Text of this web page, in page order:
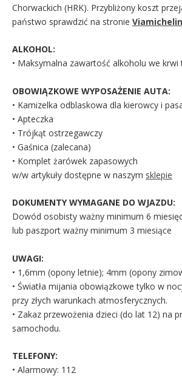
Chorwackich (HRK). Przybliżony koszt
państwo sprawdzić na stronie Viamichelin
ALKOHOL:
• Maksymalna zawartość alkoholu we
OBOWIĄZKOWE WYPOSAŻENIE AUTA:
• Kamizelka odblaskowa dla kierowcy i
• Apteczka
• Trójkąt ostrzegawczy
• Gaśnica (zalecana)
• Komplet żarówek zapasowych
w/w artykuły dostępne w naszym sklepie
DOKUMENTY WYMAGANE DO WJAZDU:
Dowód osobisty ważny minimum 6
lub paszport ważny minimum 3 miesiące
UWAGI:
• 1,6mm (opony letnie); 4mm (opony
• Światła mijania obowiązkowe tylko w
przy złych warunkach atmosferycznych.
• Zakaz przewożenia dzieci (do lat 12) na
samochodu.
TELEFONY:
• Alarmowy: 112